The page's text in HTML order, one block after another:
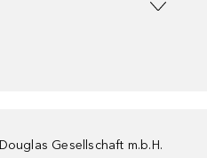
Gesellschaft m.b.H.